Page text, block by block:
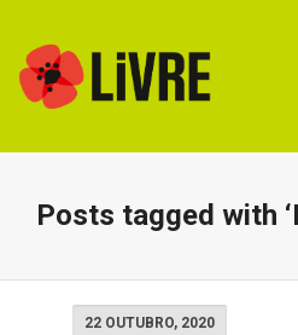
Posts tagged with
22 OUTUBRO, 2020